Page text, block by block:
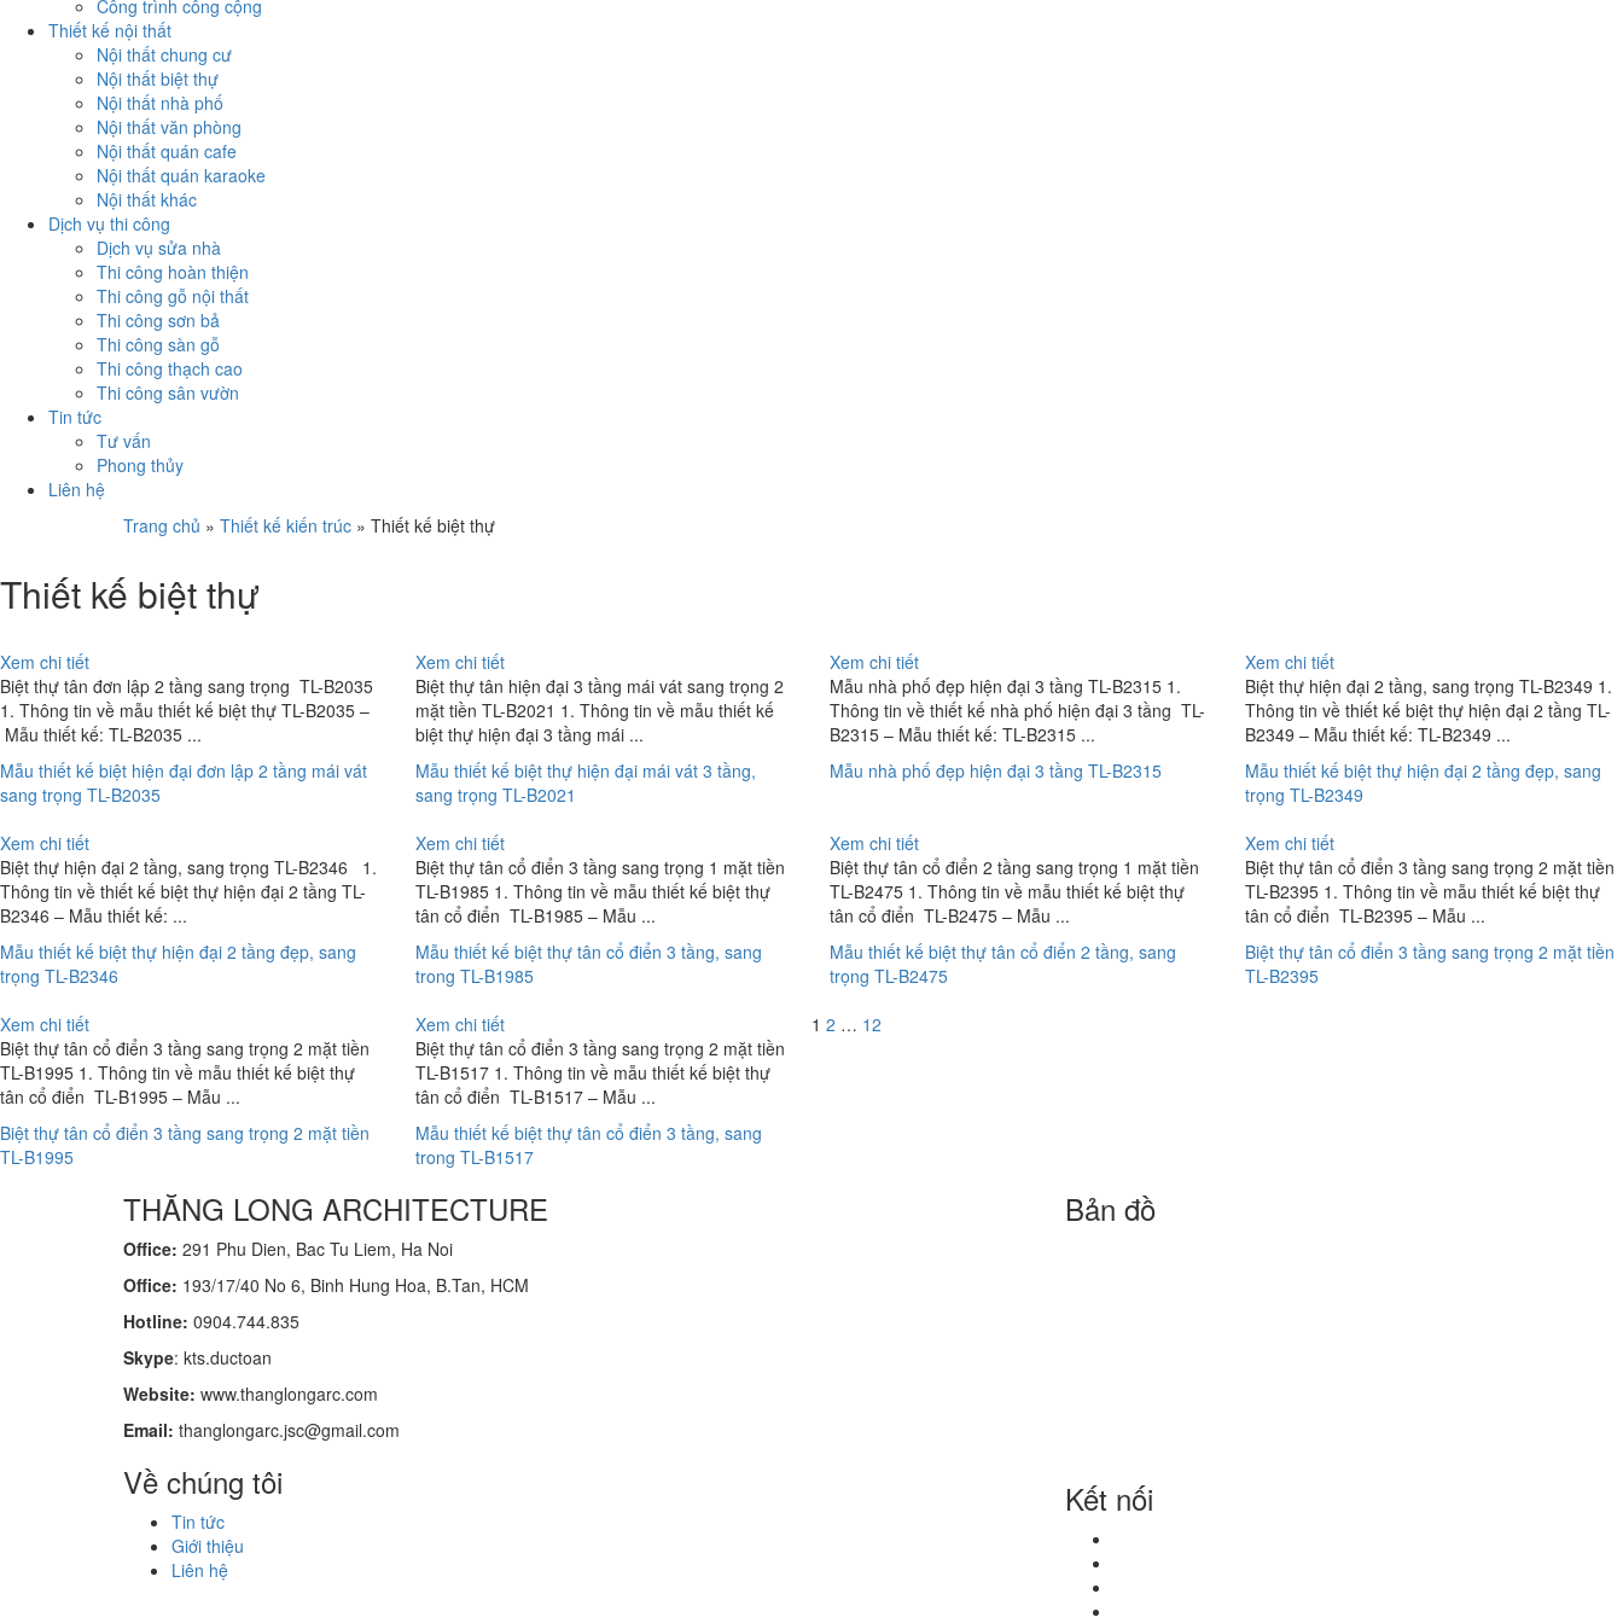
Công trình công cộng
Thiết kế nội thất
Nội thất chung cư
Nội thất biệt thự
Nội thất nhà phố
Nội thất văn phòng
Nội thất quán cafe
Nội thất quán karaoke
Nội thất khác
Dịch vụ thi công
Dịch vụ sửa nhà
Thi công hoàn thiện
Thi công gỗ nội thất
Thi công sơn bả
Thi công sàn gỗ
Thi công thạch cao
Thi công sân vườn
Tin tức
Tư vấn
Phong thủy
Liên hệ
Trang chủ » Thiết kế kiến trúc » Thiết kế biệt thự
Thiết kế biệt thự
Xem chi tiết
Biệt thự tân đơn lập 2 tầng sang trọng TL-B2035
1. Thông tin về mẫu thiết kế biệt thự TL-B2035 –
Mẫu thiết kế: TL-B2035 ...
Mẫu thiết kế biệt hiện đại đơn lập 2 tầng mái vát
sang trọng TL-B2035
Xem chi tiết
Biệt thự tân hiện đại 3 tầng mái vát sang trọng 2
mặt tiền TL-B2021 1. Thông tin về mẫu thiết kế
biệt thự hiện đại 3 tầng mái ...
Mẫu thiết kế biệt thự hiện đại mái vát 3 tầng,
sang trọng TL-B2021
Xem chi tiết
Mẫu nhà phố đẹp hiện đại 3 tầng TL-B2315 1.
Thông tin về thiết kế nhà phố hiện đại 3 tầng TL-
B2315 – Mẫu thiết kế: TL-B2315 ...
Mẫu nhà phố đẹp hiện đại 3 tầng TL-B2315
Xem chi tiết
Biệt thự hiện đại 2 tầng, sang trọng TL-B2349 1.
Thông tin về thiết kế biệt thự hiện đại 2 tầng TL-
B2349 – Mẫu thiết kế: TL-B2349 ...
Mẫu thiết kế biệt thự hiện đại 2 tầng đẹp, sang
trọng TL-B2349
Xem chi tiết
Biệt thự hiện đại 2 tầng, sang trọng TL-B2346 1.
Thông tin về thiết kế biệt thự hiện đại 2 tầng TL-
B2346 – Mẫu thiết kế: ...
Mẫu thiết kế biệt thự hiện đại 2 tầng đẹp, sang
trọng TL-B2346
Xem chi tiết
Biệt thự tân cổ điển 3 tầng sang trọng 1 mặt tiền
TL-B1985 1. Thông tin về mẫu thiết kế biệt thự
tân cổ điển TL-B1985 – Mẫu ...
Mẫu thiết kế biệt thự tân cổ điển 3 tầng, sang
trong TL-B1985
Xem chi tiết
Biệt thự tân cổ điển 2 tầng sang trọng 1 mặt tiền
TL-B2475 1. Thông tin về mẫu thiết kế biệt thự
tân cổ điển TL-B2475 – Mẫu ...
Mẫu thiết kế biệt thự tân cổ điển 2 tầng, sang
trọng TL-B2475
Xem chi tiết
Biệt thự tân cổ điển 3 tầng sang trọng 2 mặt tiền
TL-B2395 1. Thông tin về mẫu thiết kế biệt thự
tân cổ điển TL-B2395 – Mẫu ...
Biệt thự tân cổ điển 3 tầng sang trọng 2 mặt tiền
TL-B2395
Xem chi tiết
Biệt thự tân cổ điển 3 tầng sang trọng 2 mặt tiền
TL-B1995 1. Thông tin về mẫu thiết kế biệt thự
tân cổ điển TL-B1995 – Mẫu ...
Biệt thự tân cổ điển 3 tầng sang trọng 2 mặt tiền
TL-B1995
Xem chi tiết
Biệt thự tân cổ điển 3 tầng sang trọng 2 mặt tiền
TL-B1517 1. Thông tin về mẫu thiết kế biệt thự
tân cổ điển TL-B1517 – Mẫu ...
Mẫu thiết kế biệt thự tân cổ điển 3 tầng, sang
trong TL-B1517
Phân
1 2 … 12
THĂNG LONG ARCHITECTURE
Office: 291 Phu Dien, Bac Tu Liem, Ha Noi
Office: 193/17/40 No 6, Binh Hung Hoa, B.Tan, HCM
Hotline: 0904.744.835
Skype: kts.ductoan
Website: www.thanglongarc.com
Email: thanglongarc.jsc@gmail.com
Về chúng tôi
Tin tức
Giới thiệu
Liên hệ
Bản đồ
Kết nối